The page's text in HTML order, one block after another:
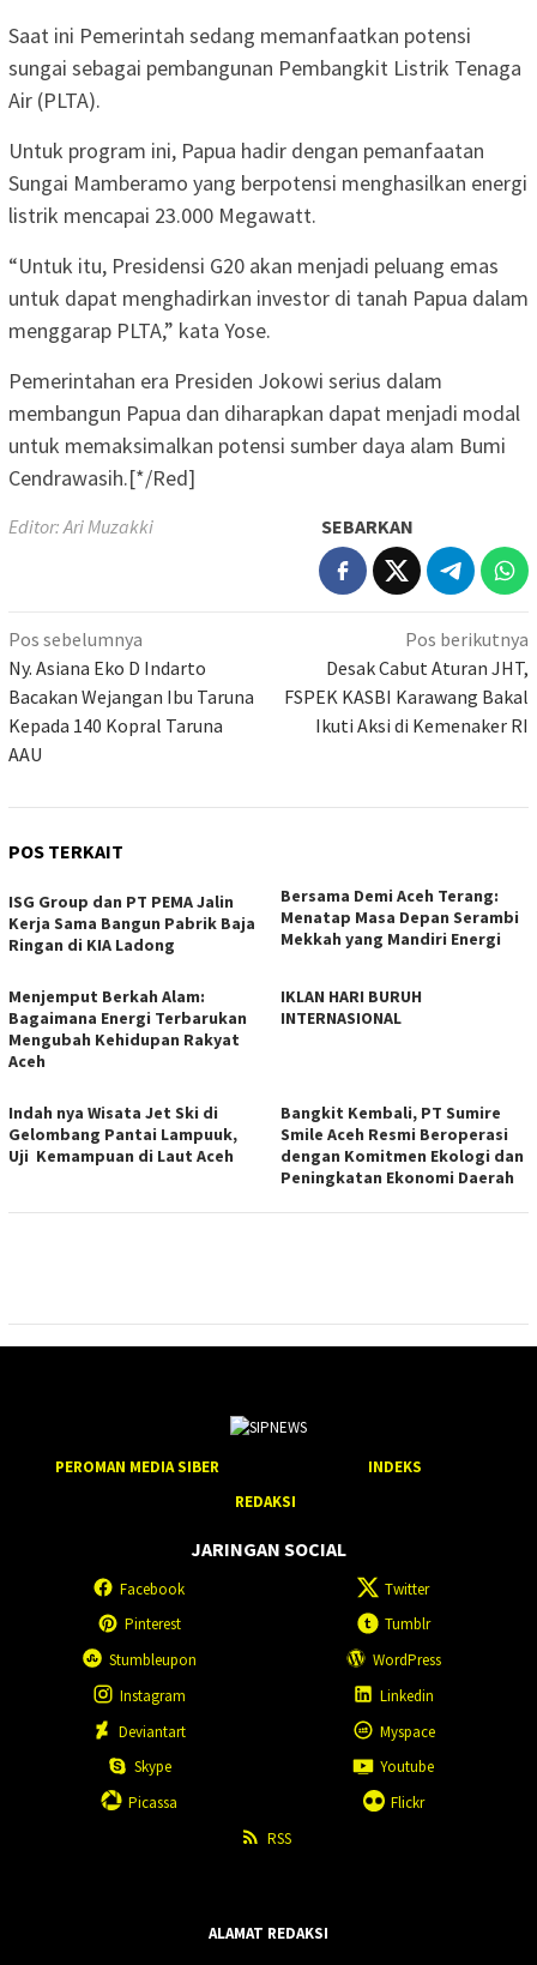
Saat ini Pemerintah sedang memanfaatkan potensi
sungai sebagai pembangunan Pembangkit Listrik Tenaga
Air (PLTA).
Untuk program ini, Papua hadir dengan pemanfaatan
Sungai Mamberamo yang berpotensi menghasilkan energi
listrik mencapai 23.000 Megawatt.
“Untuk itu, Presidensi G20 akan menjadi peluang emas
untuk dapat menghadirkan investor di tanah Papua dalam
menggarap PLTA,” kata Yose.
Pemerintahan era Presiden Jokowi serius dalam
membangun Papua dan diharapkan dapat menjadi modal
untuk memaksimalkan potensi sumber daya alam Bumi
Cendrawasih.[*/Red]
Editor: Ari Muzakki SEBARKAN
Navigasi
pos
Pos sebelumnya
Ny. Asiana Eko D Indarto
Bacakan Wejangan Ibu Taruna
Kepada 140 Kopral Taruna
AAU
Pos berikutnya
Desak Cabut Aturan JHT,
FSPEK KASBI Karawang Bakal
Ikuti Aksi di Kemenaker RI
POS TERKAIT
ISG Group dan PT PEMA Jalin
Kerja Sama Bangun Pabrik Baja
Ringan di KIA Ladong
Bersama Demi Aceh Terang:
Menatap Masa Depan Serambi
Mekkah yang Mandiri Energi
Menjemput Berkah Alam:
Bagaimana Energi Terbarukan
Mengubah Kehidupan Rakyat
Aceh
IKLAN HARI BURUH
INTERNASIONAL
Indah nya Wisata Jet Ski di
Gelombang Pantai Lampuuk,
Uji Kemampuan di Laut Aceh
Bangkit Kembali, PT Sumire
Smile Aceh Resmi Beroperasi
dengan Komitmen Ekologi dan
Peningkatan Ekonomi Daerah
PEROMAN MEDIA SIBER
INDEKS
REDAKSI
JARINGAN SOCIAL
Facebook
Twitter
Pinterest
Tumblr
Stumbleupon
WordPress
Instagram
Linkedin
Deviantart
Myspace
Skype
Youtube
Picassa
Flickr
RSS
ALAMAT REDAKSI